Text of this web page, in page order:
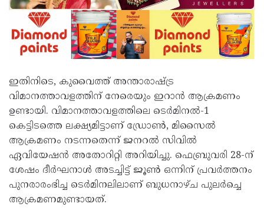
ഇതിനിടെ, കുവൈത്ത് അന്താരാഷ്ട്ര
വിമാനത്താവളത്തിന് നേരെയും ഇറാൻ ആക്രമണം
ഉണ്ടായി. വിമാനത്താവളത്തിലെ ടെർമിനൽ-1
കെട്ടിടത്തെ ലക്ഷ്യമിട്ടാണ് ഡ്രോൺ, മിസൈൽ
ആക്രമണം നടന്നതെന്ന് ജനറൽ സിവിൽ
ഏവിയേഷൻ അതോറിറ്റി അറിയിച്ചു. ഫെബ്രുവരി 28-ന്
ശേഷം ദീർഘനാൾ അടച്ചിട്ട് ജൂൺ ഒന്നിന് പ്രവർത്തനം
പുനരാരംഭിച്ച ടെർമിനലിലാണ് ബുധനാഴ്ച പുലർച്ചെ
ആക്രമണമുണ്ടായത്.